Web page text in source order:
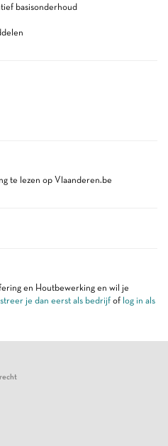
basisonderhoud
te lezen op Vlaanderen.be
en Houtbewerking en wil je
je dan eerst als bedrijf of log in als